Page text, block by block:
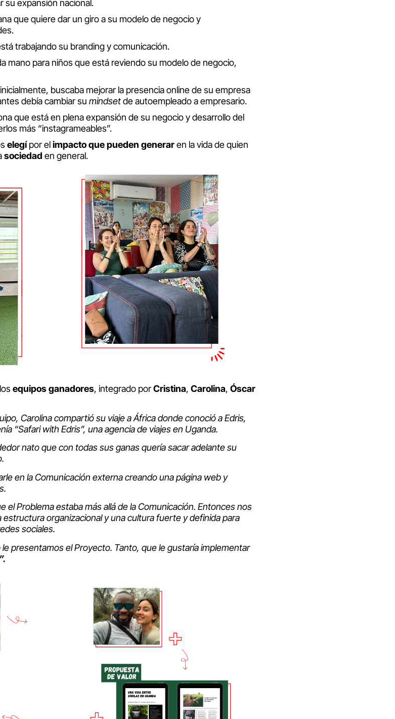
su expansión nacional.
que quiere dar un giro a su modelo de negocio y
trabajando su branding y comunicación.
mano para niños que está reviendo su modelo de negocio,
buscaba mejorar la presencia online de su empresa
debía cambiar su mindsetde autoempleado a empresario.
que está en plena expansión de su negocio y desarrollo del
más “instagrameables”.
elegípor elimpactoque pueden generaren la vida de quien
sociedad en general.
equipos ganadores, integrado porCristina, Carolina, Óscar
Carolina compartió su viaje a África donde conoció a Edris,
“Safari with Edris”, una agencia de viajes en Uganda.
nato que con todas sus ganas quería sacar adelante su
en la Comunicación externa creando una página web y
el Problema estaba más allá de la Comunicación. Entonces nos
organizacional y una cultura fuerte y definida para
sociales.
presentamos el Proyecto. Tanto, que le gustaría implementar
”.